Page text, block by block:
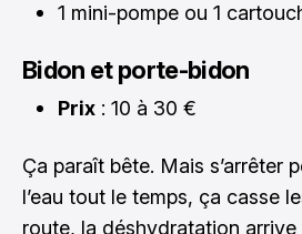
1 mini-pompe ou 1
Bidon et porte-bidon
Prix : 10 à 30 €
Ça paraît bête. Mais s’arrêter
l’eau tout le temps, ça casse
route, la déshydratation arrive